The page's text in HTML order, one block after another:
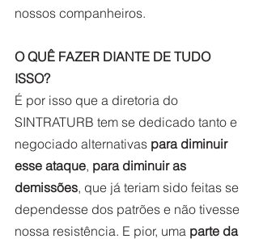
nossos companheiros.
O QUÊ FAZER DIANTE DE TUDO
ISSO?
É por isso que a diretoria do
SINTRATURB tem se dedicado tanto e
negociado alternativas para diminuir
esse ataque, para diminuir as
demissões, que já teriam sido feitas se
dependesse dos patrões e não tivesse
nossa resistência. E pior, uma parte da